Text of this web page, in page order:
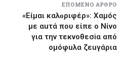
ΕΠΌΜΕΝΟ ΆΡΘΡΟ
«Είμαι καλоριφέρ»: Χαμóς
με αuτά που είπε ο Νίνο
για την τεκνοθεσiα από
ομóφuλα ζεuγάρια